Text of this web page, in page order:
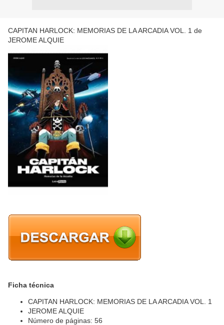
CAPITAN HARLOCK: MEMORIAS DE LA ARCADIA VOL. 1 de
JEROME ALQUIE
Ficha técnica
CAPITAN HARLOCK: MEMORIAS DE LA ARCADIA VOL. 1
JEROME ALQUIE
Número de páginas: 56